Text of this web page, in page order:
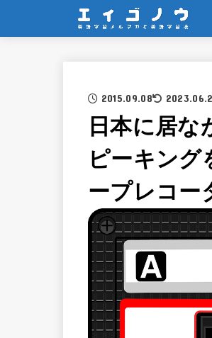
2015.09.08
日本に居
ピーキング
ープレコー